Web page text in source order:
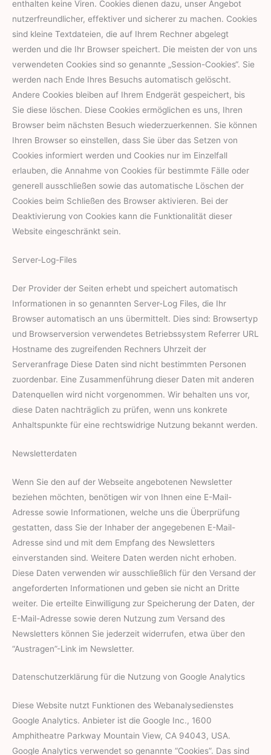
enthalten keine Viren. Cookies dienen dazu, unser Angebot
nutzerfreundlicher, effektiver und sicherer zu machen. Cookies
sind kleine Textdateien, die auf Ihrem Rechner abgelegt
werden und die Ihr Browser speichert. Die meisten der von uns
verwendeten Cookies sind so genannte „Session-Cookies“. Sie
werden nach Ende Ihres Besuchs automatisch gelöscht.
Andere Cookies bleiben auf Ihrem Endgerät gespeichert, bis
Sie diese löschen. Diese Cookies ermöglichen es uns, Ihren
Browser beim nächsten Besuch wiederzuerkennen. Sie können
Ihren Browser so einstellen, dass Sie über das Setzen von
Cookies informiert werden und Cookies nur im Einzelfall
erlauben, die Annahme von Cookies für bestimmte Fälle oder
generell ausschließen sowie das automatische Löschen der
Cookies beim Schließen des Browser aktivieren. Bei der
Deaktivierung von Cookies kann die Funktionalität dieser
Website eingeschränkt sein.
Server-Log-Files
Der Provider der Seiten erhebt und speichert automatisch
Informationen in so genannten Server-Log Files, die Ihr
Browser automatisch an uns übermittelt. Dies sind: Browsertyp
und Browserversion verwendetes Betriebssystem Referrer URL
Hostname des zugreifenden Rechners Uhrzeit der
Serveranfrage Diese Daten sind nicht bestimmten Personen
zuordenbar. Eine Zusammenführung dieser Daten mit anderen
Datenquellen wird nicht vorgenommen. Wir behalten uns vor,
diese Daten nachträglich zu prüfen, wenn uns konkrete
Anhaltspunkte für eine rechtswidrige Nutzung bekannt werden.
Newsletterdaten
Wenn Sie den auf der Webseite angebotenen Newsletter
beziehen möchten, benötigen wir von Ihnen eine E-Mail-
Adresse sowie Informationen, welche uns die Überprüfung
gestatten, dass Sie der Inhaber der angegebenen E-Mail-
Adresse sind und mit dem Empfang des Newsletters
einverstanden sind. Weitere Daten werden nicht erhoben.
Diese Daten verwenden wir ausschließlich für den Versand der
angeforderten Informationen und geben sie nicht an Dritte
weiter. Die erteilte Einwilligung zur Speicherung der Daten, der
E-Mail-Adresse sowie deren Nutzung zum Versand des
Newsletters können Sie jederzeit widerrufen, etwa über den
“Austragen”-Link im Newsletter.
Datenschutzerklärung für die Nutzung von Google Analytics
Diese Website nutzt Funktionen des Webanalysedienstes
Google Analytics. Anbieter ist die Google Inc., 1600
Amphitheatre Parkway Mountain View, CA 94043, USA.
Google Analytics verwendet so genannte “Cookies”. Das sind